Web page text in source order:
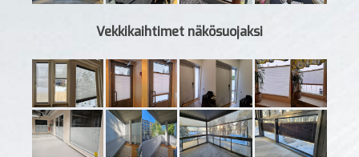
Vekkikaihtimet näkösuojaksi